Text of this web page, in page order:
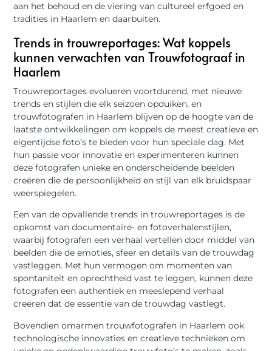
aan het behoud en de viering van cultureel erfgoed en
tradities in Haarlem en daarbuiten.
Trends in trouwreportages: Wat koppels
kunnen verwachten van Trouwfotograaf in
Haarlem
Trouwreportages evolueren voortdurend, met nieuwe
trends en stijlen die elk seizoen opduiken, en
trouwfotografen in Haarlem blijven op de hoogte van de
laatste ontwikkelingen om koppels de meest creatieve en
eigentijdse foto’s te bieden voor hun speciale dag. Met
hun passie voor innovatie en experimenteren kunnen
deze fotografen unieke en onderscheidende beelden
creëren die de persoonlijkheid en stijl van elk bruidspaar
weerspiegelen.
Een van de opvallende trends in trouwreportages is de
opkomst van documentaire- en fotoverhalenstijlen,
waarbij fotografen een verhaal vertellen door middel van
beelden die de emoties, sfeer en details van de trouwdag
vastleggen. Met hun vermogen om momenten van
spontaniteit en oprechtheid vast te leggen, kunnen deze
fotografen een authentiek en meeslepend verhaal
creëren dat de essentie van de trouwdag vastlegt.
Bovendien omarmen trouwfotografen in Haarlem ook
technologische innovaties en creatieve technieken om